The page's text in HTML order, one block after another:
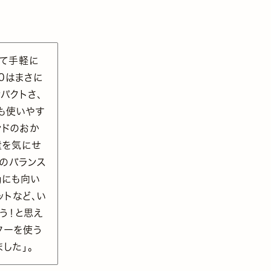
手軽に
はまさに
クトさ、
使いやす
ドのおか
を気にせ
バランス
も向い
など、い
！と思え
ーを使う
た」。